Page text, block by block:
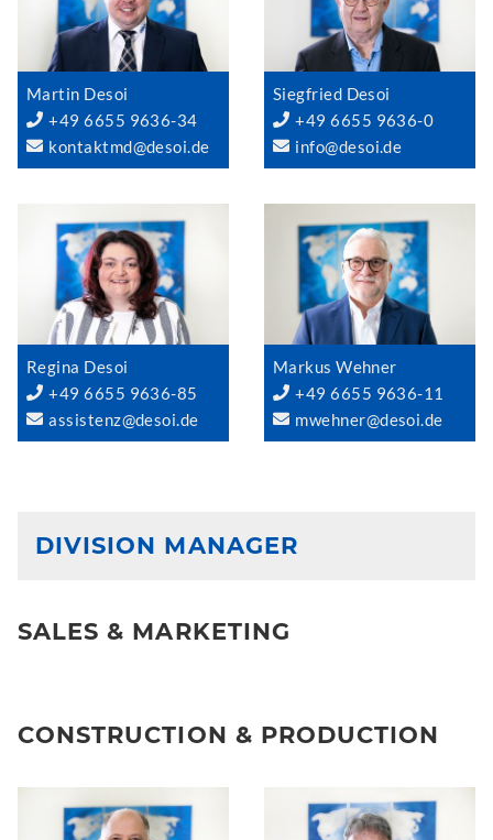
Martin Desoi
+49 6655 9636-34
kontaktmd@desoi.de
Siegfried Desoi
+49 6655 9636-0
info@desoi.de
Regina Desoi
+49 6655 9636-85
assistenz@desoi.de
Markus Wehner
+49 6655 9636-11
mwehner@desoi.de
DIVISION MANAGER
SALES & MARKETING
CONSTRUCTION & PRODUCTION